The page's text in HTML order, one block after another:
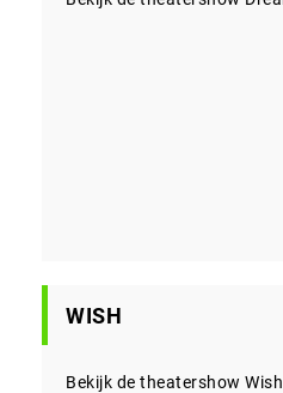
WISH
Bekijk de theatershow Wish